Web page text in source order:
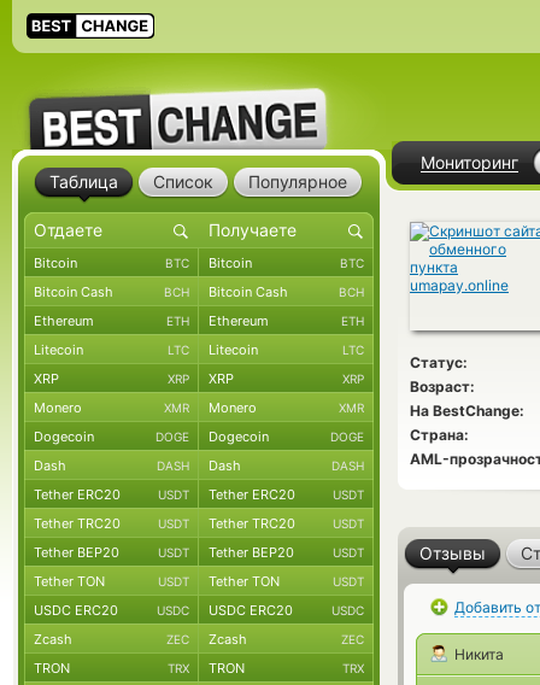
Мониторинг
Статус:
Возраст:
На BestChange:
Страна:
AML-
Отзывы
Добавить
Никита
Таблица Список Популярное
Bitcoin BTC Bitcoin BTC
Bitcoin Cash BCH Bitcoin Cash BCH
Ethereum ETH Ethereum ETH
Litecoin LTC Litecoin LTC
XRP XRP XRP XRP
Monero XMR Monero XMR
Dogecoin DOGE Dogecoin DOGE
Dash DASH Dash DASH
Tether ERC20 USDT Tether ERC20 USDT
Tether TRC20 USDT Tether TRC20 USDT
Tether BEP20 USDT Tether BEP20 USDT
Tether TON USDT Tether TON USDT
USDC ERC20 USDC USDC ERC20 USDC
Zcash ZEC Zcash ZEC
TRON TRX TRON TRX